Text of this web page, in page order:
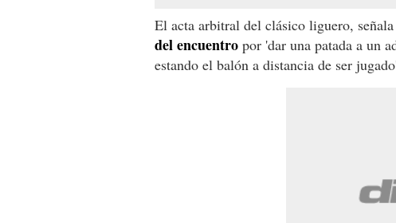
El acta arbitral del clásico liguero,
del encuentro por 'dar una patada a un
estando el balón a distancia de ser